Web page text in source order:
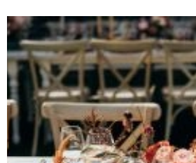
NATURALNA
DLA DOMU
EKO ŻYCIE